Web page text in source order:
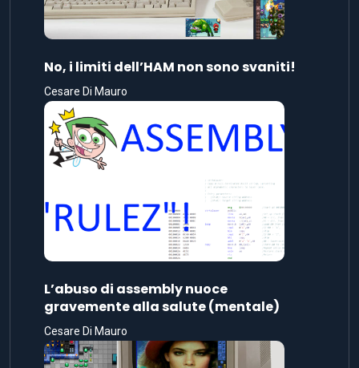
No, i limiti dell’HAM non sono svaniti!
Cesare Di Mauro
L’abuso di assembly nuoce
gravemente alla salute (mentale)
Cesare Di Mauro